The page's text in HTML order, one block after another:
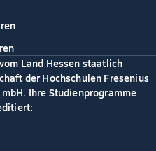
Land Hessen staatlich
der Hochschulen Fresenius
Ihre Studienprogramme